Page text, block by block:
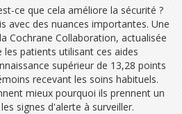
ce que cela améliore la sécurité ?
avec des nuances importantes. Une
Cochrane Collaboration, actualisée
patients utilisant ces aides
supérieur de 13,28 points
recevant les soins habituels.
mieux pourquoi ils prennent un
signes d'alerte à surveiller.